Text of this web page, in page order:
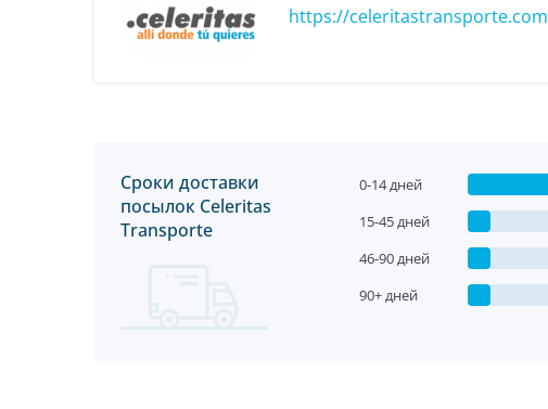
https://celeritastransporte.com
Сроки доставки
посылок Celeritas
Transporte
0-14 дней
15-45 дней
46-90 дней
90+ дней